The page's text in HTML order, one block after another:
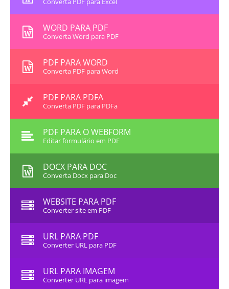
WORD PARA PDF
Converta Word para PDF
PDF PARA WORD
Converta PDF para Word
PDF PARA PDFA
Converta PDF para PDFa
PDF PARA O WEBFORM
Editar formulário em PDF
DOCX PARA DOC
Converta Docx para Doc
WEBSITE PARA PDF
Converter site em PDF
URL PARA PDF
Converter URL para PDF
URL PARA IMAGEM
Converter URL para imagem